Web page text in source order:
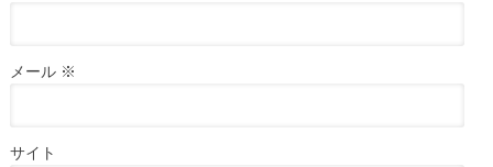
メール ※
サイト